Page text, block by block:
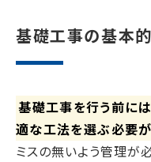
基礎工事の基本
基礎工事を行う前に
適な工法を選ぶ必要が
ミスの無いよう管理が